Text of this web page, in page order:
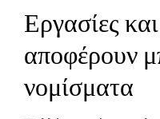
Εργασίες
αποφέρουν
νομίσματα